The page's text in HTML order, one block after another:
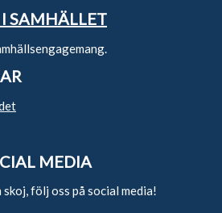
SAMHÄLLET
MEDIA
följ oss på social media!